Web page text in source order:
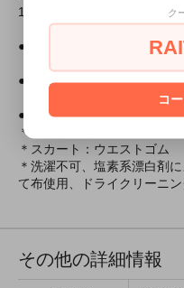
105cm 袖丈：30cm
●セット内容● ヘアバンド、
●素材● ポリエステル100％
●仕様●
＊シャツ：背中心ファスナー
＊スカート：ウエストゴム
＊洗濯不可、塩素系漂白剤
て布使用、ドライクリーニ
その他の詳細情報
ク
コ